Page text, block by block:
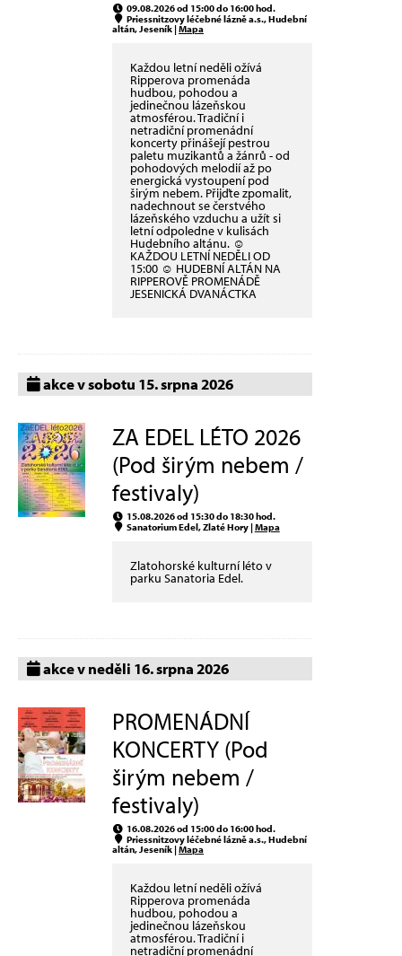
09.08.2026 od 15:00 do 16:00 hod.
Priessnitzovy léčebné lázně a.s., Hudební
altán, Jeseník |Mapa
Každou letní neděli ožívá
Ripperova promenáda
hudbou, pohodou a
jedinečnou lázeňskou
atmosférou. Tradiční i
netradiční promenádní
koncerty přinášejí pestrou
paletu muzikantů a žánrů - od
pohodových melodií až po
energická vystoupení pod
širým nebem. Přijďte zpomalit,
nadechnout se čerstvého
lázeňského vzduchu a užít si
letní odpoledne v kulisách
Hudebního altánu. ☺
KAŽDOU LETNÍ NEDĚLI OD
15:00 ☺ HUDEBNÍ ALTÁN NA
RIPPEROVĚ PROMENÁDĚ
JESENICKÁ DVANÁCTKA
akce v sobotu 15. srpna 2026
ZA EDEL LÉTO 2026
(Pod širým nebem /
festivaly)
15.08.2026 od 15:30 do 18:30 hod.
Sanatorium Edel, Zlaté Hory |Mapa
Zlatohorské kulturní léto v
parku Sanatoria Edel.
akce v neděli 16. srpna 2026
PROMENÁDNÍ
KONCERTY (Pod
širým nebem /
festivaly)
16.08.2026 od 15:00 do 16:00 hod.
Priessnitzovy léčebné lázně a.s., Hudební
altán, Jeseník |Mapa
Každou letní neděli ožívá
Ripperova promenáda
hudbou, pohodou a
jedinečnou lázeňskou
atmosférou. Tradiční i
netradiční promenádní